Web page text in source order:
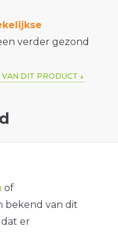
verder gezond
DIT PRODUCT
of
bekend van dit
er